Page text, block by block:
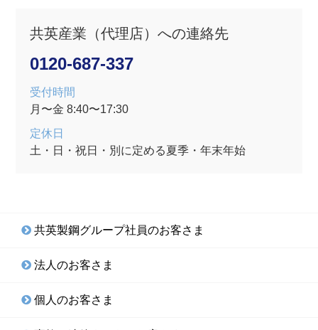
共英産業（代理店）への連絡先
0120-687-337
受付時間
月〜金 8:40〜17:30
定休日
土・日・祝日・別に定める夏季・年末年始
共英製鋼グループ社員のお客さま
法人のお客さま
個人のお客さま